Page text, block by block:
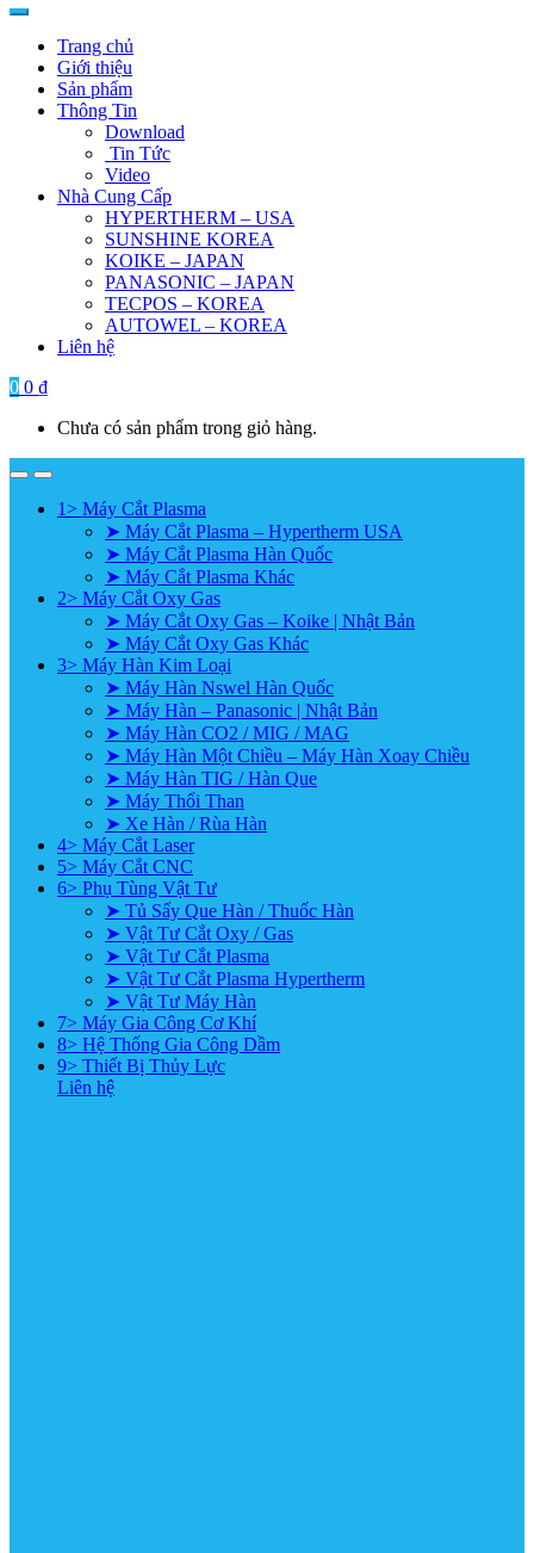
Trang chủ
Giới thiệu
Sản phẩm
Thông Tin
Download
Tin Tức
Video
Nhà Cung Cấp
HYPERTHERM – USA
SUNSHINE KOREA
KOIKE – JAPAN
PANASONIC – JAPAN
TECPOS – KOREA
AUTOWEL – KOREA
Liên hệ
0 0 ₫
Chưa có sản phẩm trong giỏ hàng.
1> Máy Cắt Plasma
➤ Máy Cắt Plasma – Hypertherm USA
➤ Máy Cắt Plasma Hàn Quốc
➤ Máy Cắt Plasma Khác
2> Máy Cắt Oxy Gas
➤ Máy Cắt Oxy Gas – Koike | Nhật Bản
➤ Máy Cắt Oxy Gas Khác
3> Máy Hàn Kim Loại
➤ Máy Hàn Nswel Hàn Quốc
➤ Máy Hàn – Panasonic | Nhật Bản
➤ Máy Hàn CO2 / MIG / MAG
➤ Máy Hàn Một Chiều – Máy Hàn Xoay Chiều
➤ Máy Hàn TIG / Hàn Que
➤ Máy Thổi Than
➤ Xe Hàn / Rùa Hàn
4> Máy Cắt Laser
5> Máy Cắt CNC
6> Phụ Tùng Vật Tư
➤ Tủ Sấy Que Hàn / Thuốc Hàn
➤ Vật Tư Cắt Oxy / Gas
➤ Vật Tư Cắt Plasma
➤ Vật Tư Cắt Plasma Hypertherm
➤ Vật Tư Máy Hàn
7> Máy Gia Công Cơ Khí
8> Hệ Thống Gia Công Dầm
9> Thiết Bị Thủy Lực
Liên hệ